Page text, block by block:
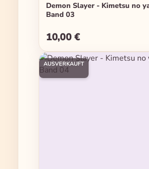
Demon Slayer - Kimetsu no
Band 03
Regulärer Preis:
10,00 €
AUSVERKAUFT